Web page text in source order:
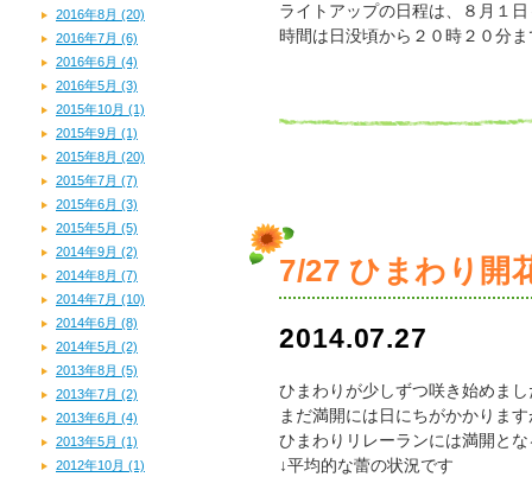
ライトアップの日程は、８月１
時間は日没頃から２０時２０分
7/27 ひまわり開
2014.07.27
ひまわりが少しずつ咲き始めまし
まだ満開には日にちがかかりま
ひまわりリレーランには満開と
↓平均的な蕾の状況です
2016年8月 (20)
2016年7月 (6)
2016年6月 (4)
2016年5月 (3)
2015年10月 (1)
2015年9月 (1)
2015年8月 (20)
2015年7月 (7)
2015年6月 (3)
2015年5月 (5)
2014年9月 (2)
2014年8月 (7)
2014年7月 (10)
2014年6月 (8)
2014年5月 (2)
2013年8月 (5)
2013年7月 (2)
2013年6月 (4)
2013年5月 (1)
2012年10月 (1)